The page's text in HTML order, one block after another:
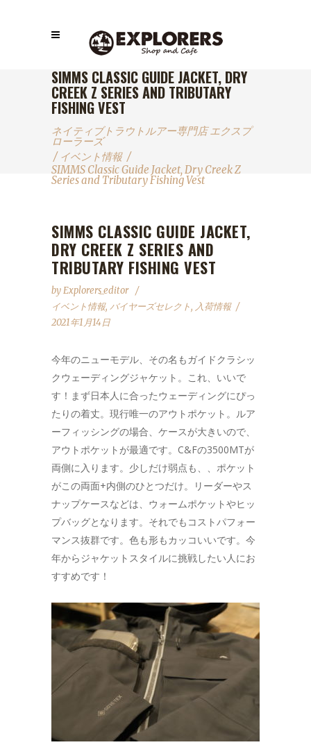
SIMMS CLASSIC GUIDE JACKET, DRY
CREEK Z SERIES AND TRIBUTARY
FISHING VEST
ネイティブトラウトルアー専門店 エクスプ
ローラーズ
/ イベント情報 /
SIMMS Classic Guide Jacket, Dry Creek Z
Series and Tributary Fishing Vest
SIMMS CLASSIC GUIDE JACKET,
DRY CREEK Z SERIES AND
TRIBUTARY FISHING VEST
byExplorers_editor
イベント情報, バイヤーズセレクト, 入荷情報
2021年1月14日
今年のニューモデル、その名もガイドクラシッ
クウェーディングジャケット。これ、いいで
す！まず日本人に合ったウェーディングにぴっ
たりの着丈。現行唯一のアウトポケット。ルア
ーフィッシングの場合、ケースが大きいので、
アウトポケットが最適です。C&Fの3500MTが
両側に入ります。少しだけ弱点も、、ポケット
がこの両面+内側のひとつだけ。リーダーやス
ナップケースなどは、ウォームポケットやヒッ
プバッグとなります。それでもコストパフォー
マンス抜群です。色も形もカッコいいです。今
年からジャケットスタイルに挑戦したい人にお
すすめです！